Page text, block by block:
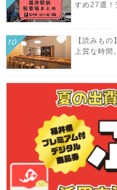
すめ27選！
【読みも
上質な時間